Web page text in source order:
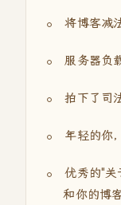
将博客减
服务器负
拍下了司
年轻的你
优秀的"关
和你的博客